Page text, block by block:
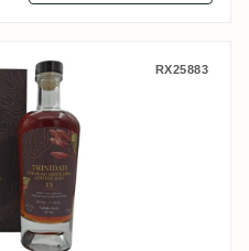
2010 RX25883